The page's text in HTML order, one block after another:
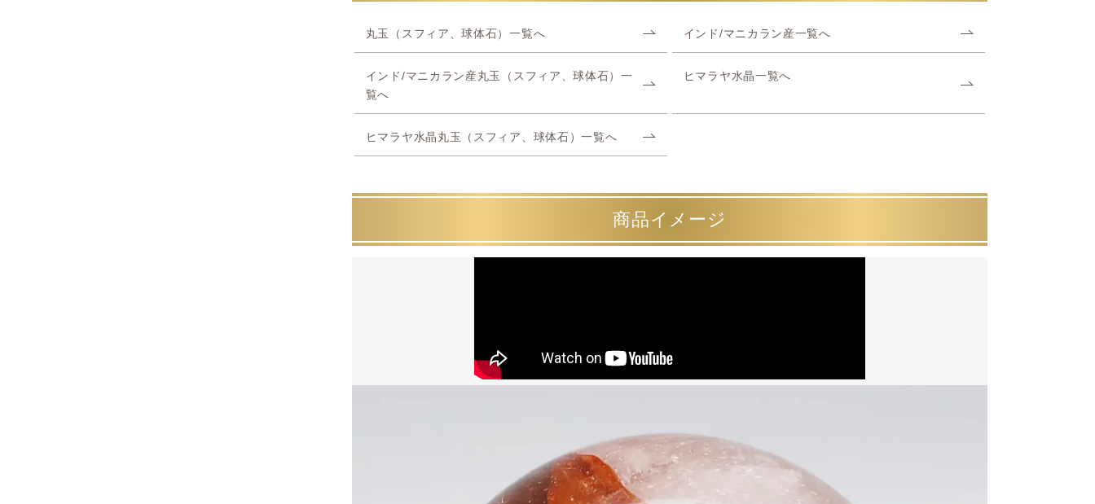
丸玉（スフィア、球体石）一覧へ インド/マニカラン産一覧へ
インド/マニカラン産丸玉（スフィア、球体石）一
覧へ
ヒマラヤ水晶一覧へ
ヒマラヤ水晶丸玉（スフィア、球体石）一覧へ
商品イメージ